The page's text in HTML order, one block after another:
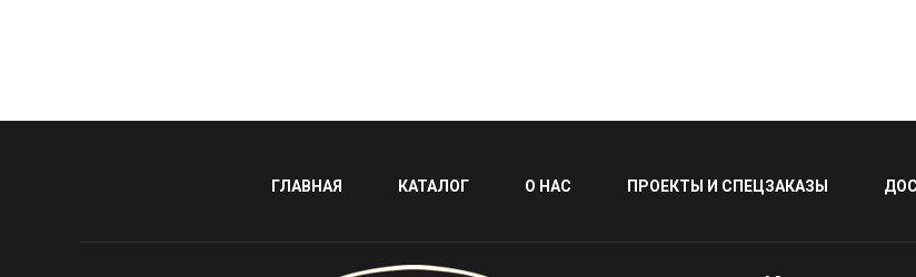
ГЛАВНАЯ КАТАЛОГ О НАС ПРОЕКТЫ И СПЕЦЗАКАЗЫ